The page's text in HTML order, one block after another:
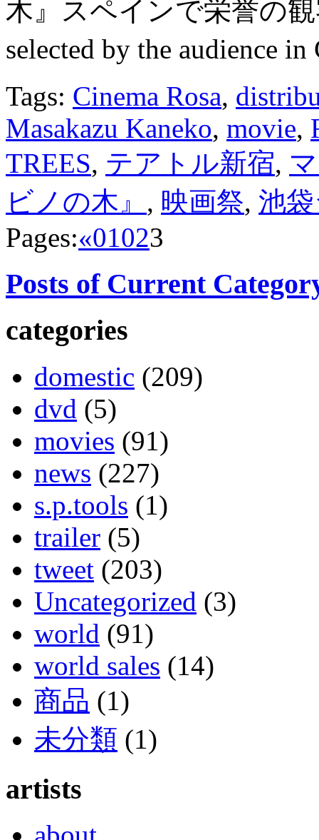
木』スペインで栄誉の観
selected by the audience
Tags: Cinema Rosa,
Masakazu Kaneko, movie,
TREES, テアトル新宿,
ビノの木』 , 映画祭, 池
Pages:«01023
Posts of Current
categories
domestic (209)
dvd (5)
movies (91)
news (227)
s.p.tools (1)
trailer (5)
tweet (203)
Uncategorized (3)
world (91)
world sales (14)
商品 (1)
未分類 (1)
artists